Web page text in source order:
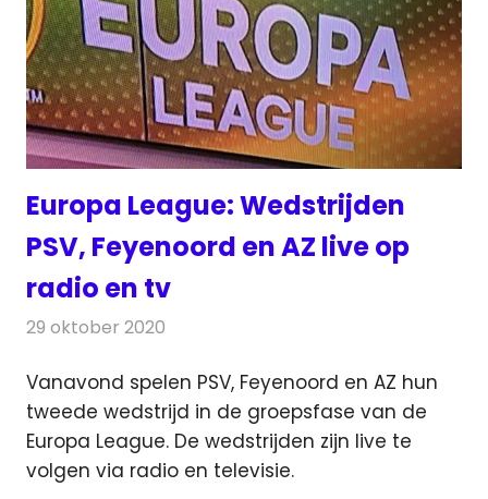
Europa League: Wedstrijden
PSV, Feyenoord en AZ live op
radio en tv
29 oktober 2020
Vanavond spelen PSV, Feyenoord en AZ hun
tweede wedstrijd in de groepsfase van de
Europa League. De wedstrijden zijn live te
volgen via radio en televisie.